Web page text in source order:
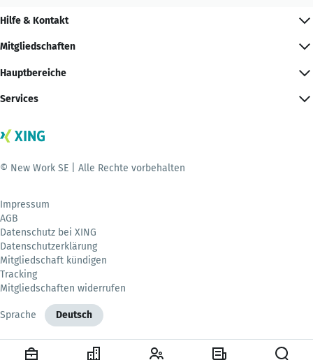
Hilfe & Kontakt
Mitgliedschaften
Hauptbereiche
Services
© New Work SE | Alle Rechte vorbehalten
Impressum
AGB
Datenschutz bei XING
Datenschutzerklärung
Mitgliedschaft kündigen
Tracking
Mitgliedschaften widerrufen
Sprache Deutsch